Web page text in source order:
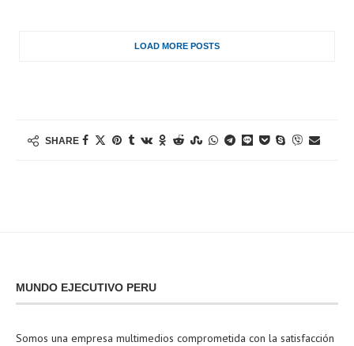
LOAD MORE POSTS
SHARE
MUNDO EJECUTIVO PERU
Somos una empresa multimedios comprometida con la satisfacción